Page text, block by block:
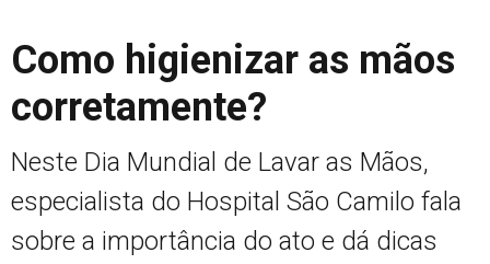
Como higienizar as mãos
corretamente?
Neste Dia Mundial de Lavar as Mãos,
especialista do Hospital São Camilo fala
sobre a importância do ato e dá dicas